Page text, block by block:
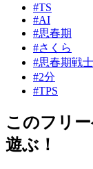
#TS
#AI
#思春期
#さくら
#思春期戦
#2分
#TPS
このフリ
遊ぶ！